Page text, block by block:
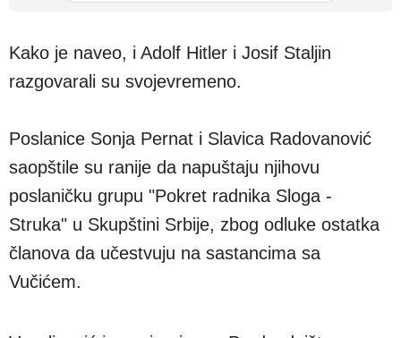
Kako je naveo, i Adolf Hitler i Josif Staljin
razgovarali su svojevremeno.
Poslanice Sonja Pernat i Slavica Radovanović
saopštile su ranije da napuštaju njihovu
poslaničku grupu "Pokret radnika Sloga -
Struka" u Skupštini Srbije, zbog odluke ostatka
članova da učestvuju na sastancima sa
Vučićem.